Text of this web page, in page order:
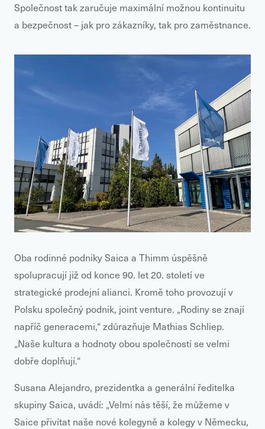
Společnost tak zaručuje maximální možnou kontinuitu
a bezpečnost – jak pro zákazníky, tak pro zaměstnance.
Oba rodinné podniky Saica a Thimm úspěšně
spolupracují již od konce 90. let 20. století ve
strategické prodejní alianci. Kromě toho provozují v
Polsku společný podnik, joint venture. „Rodiny se znají
napříč generacemi,“ zdůrazňuje Mathias Schliep.
„Naše kultura a hodnoty obou společností se velmi
dobře doplňují.“
Susana Alejandro, prezidentka a generální ředitelka
skupiny Saica, uvádí: „Velmi nás těší, že můžeme v
Saice přivítat naše nové kolegyně a kolegy v Německu,